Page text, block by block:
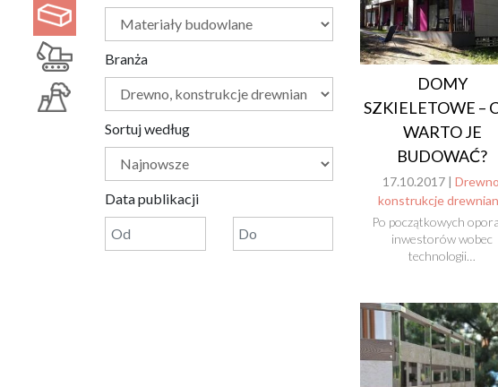
Branża
Sortuj według
Data publikacji
DOMY
SZKIELETOWE –
WARTO JE
BUDOWAĆ?
17.10.2017 |
konstrukcje
Po początkowych
inwestorów wobec
technologii…